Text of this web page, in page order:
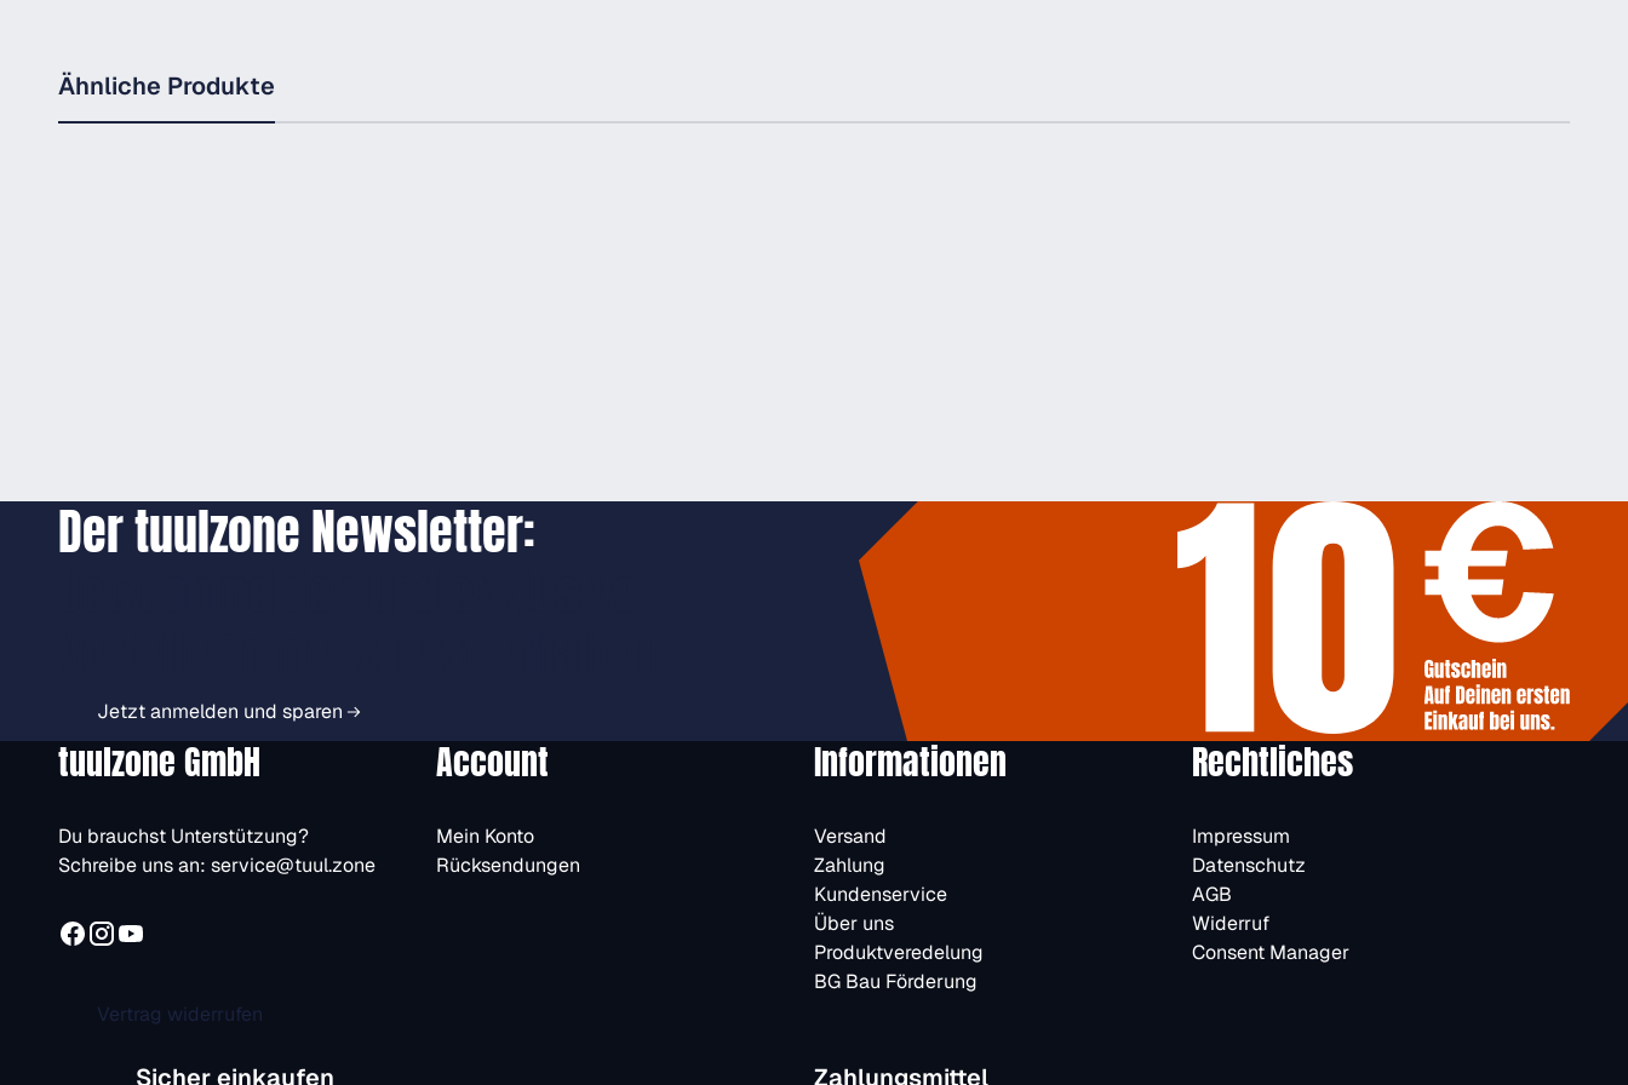
Ähnliche Produkte
Der tuulzone Newsletter:
Jetzt anmelden und sparen
tuulzone GmbH
Du brauchst Unterstützung?
Schreibe uns an: service@tuul.zone
Vertrag widerrufen
Account
Mein Konto
Rücksendungen
Informationen
Versand
Zahlung
Kundenservice
Über uns
Produktveredelung
BG Bau Förderung
Rechtliches
Impressum
Datenschutz
AGB
Widerruf
Consent Manager
Sicher einkaufen Zahlungsmittel